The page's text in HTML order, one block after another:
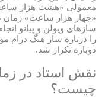
معمولی «هشت هزار
«چهار هزار ساعت» زمان
سازهای ویولن و پیانو
را درباره ساز هنگ درام
دوباره تکرار شد.
نقش استاد در
چیست؟